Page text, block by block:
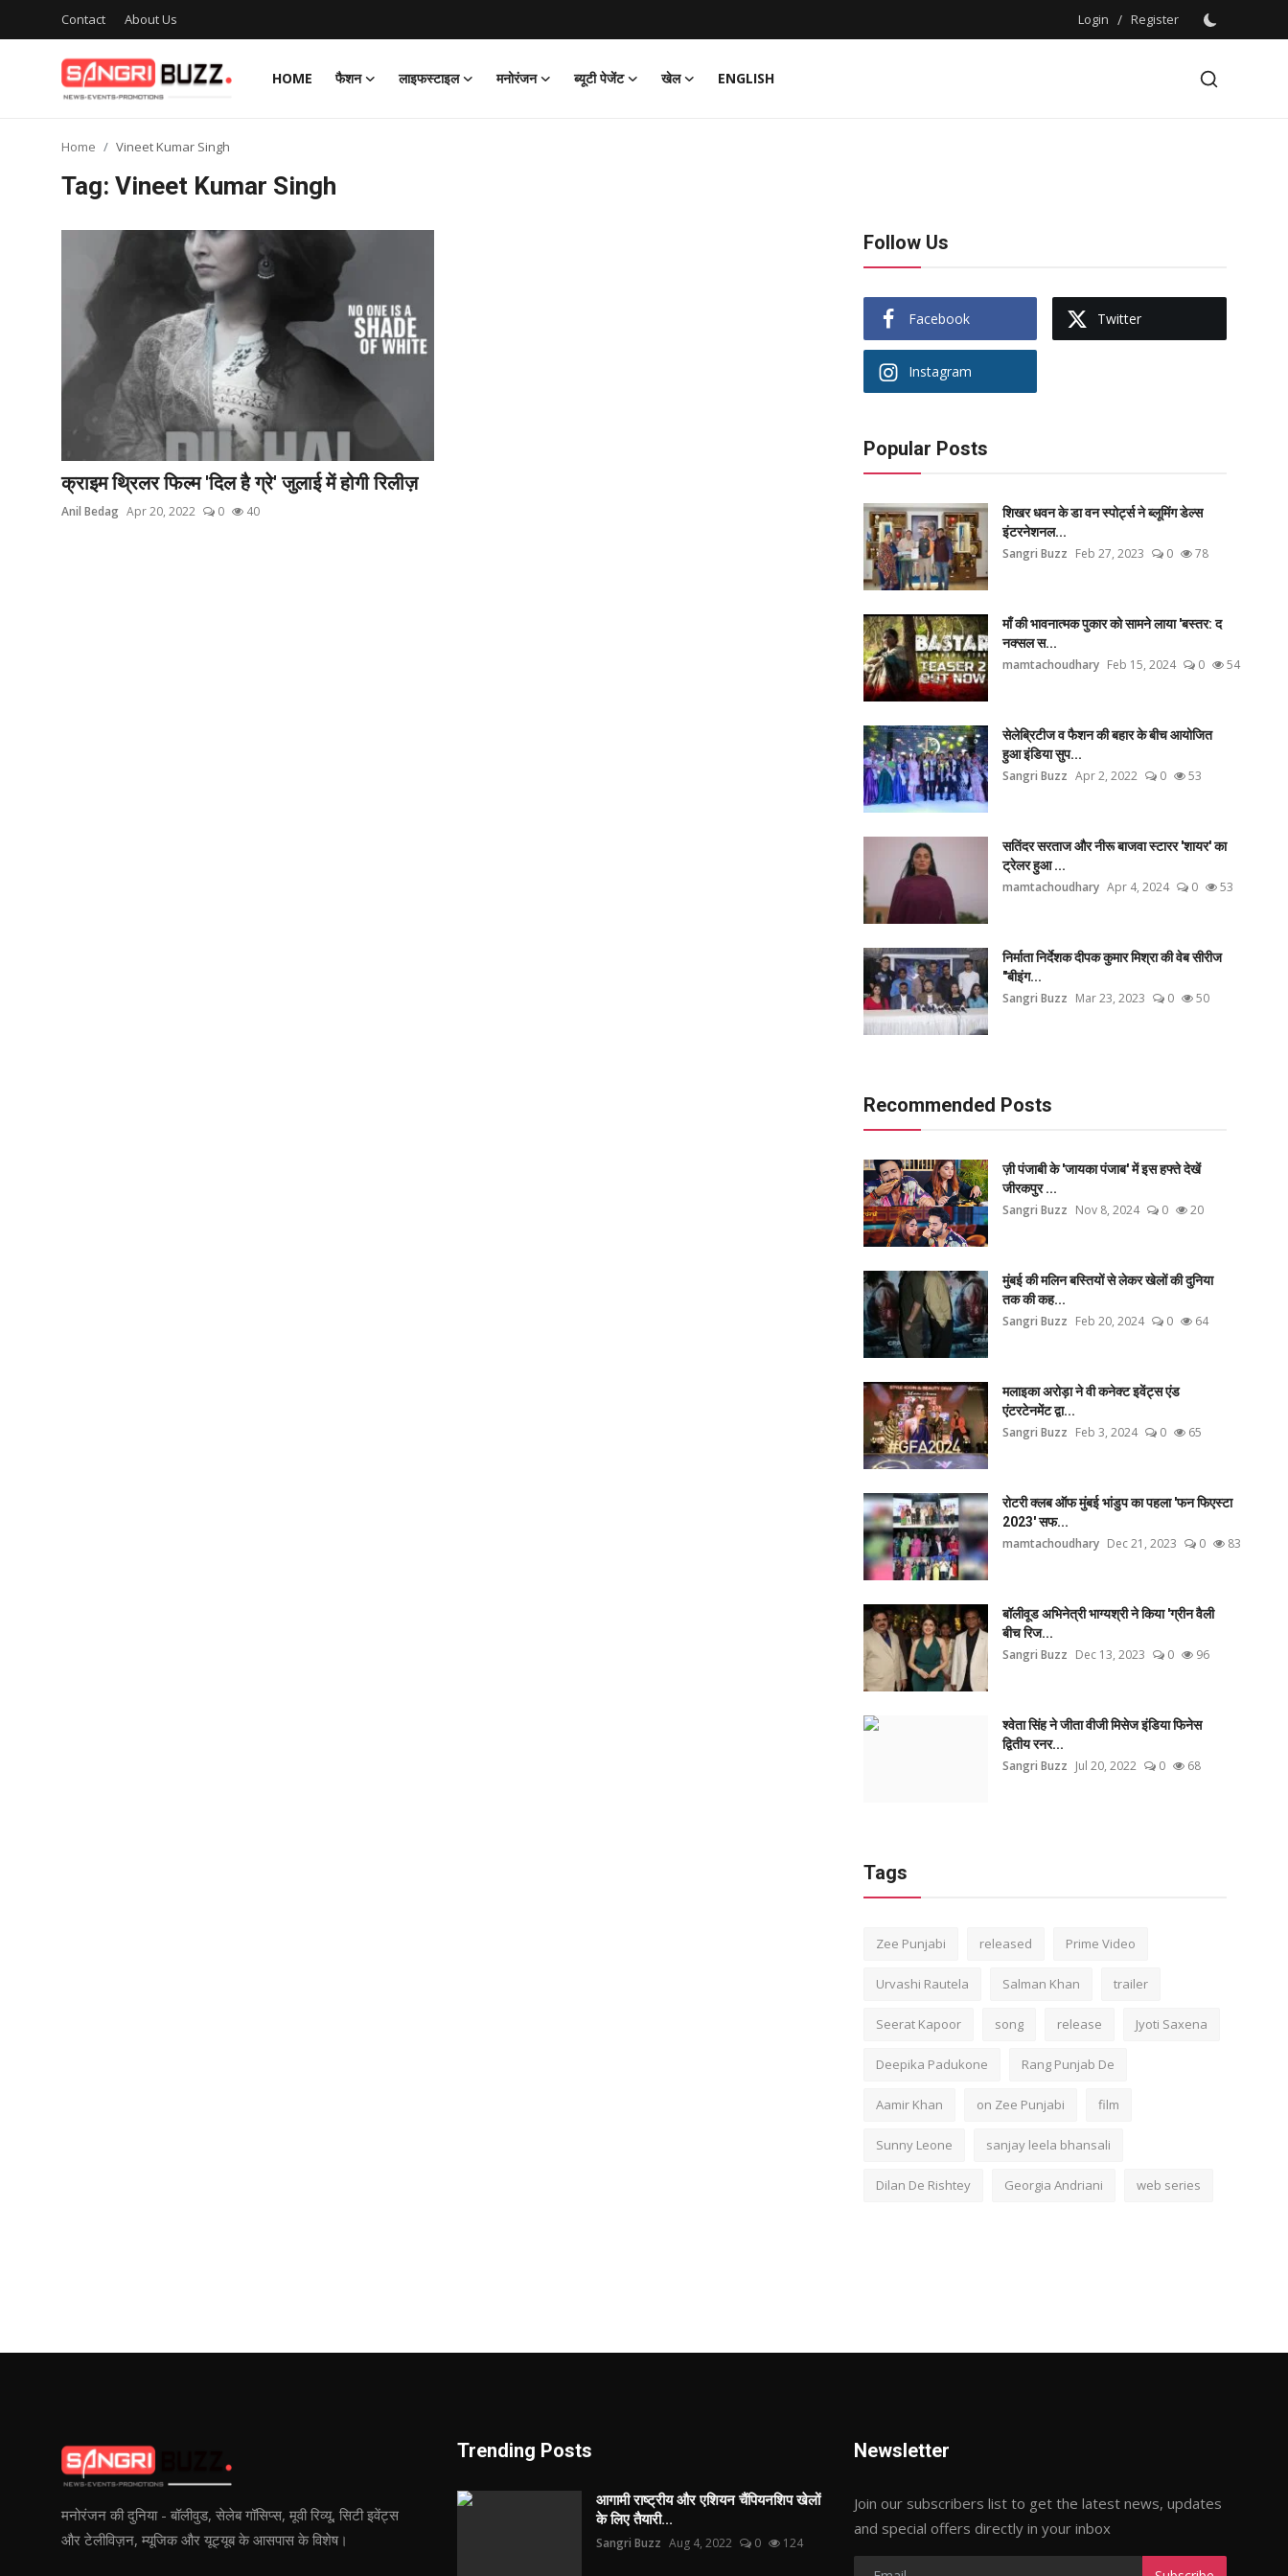
Contact About Us Login / Register
HOME फैशन लाइफस्टाइल मनोरंजन ब्यूटी पेजेंट खेल
ENGLISH
Login
Home Vineet Kumar Singh
Tag: Vineet Kumar Singh
क्राइम थ्रिलर फिल्म 'दिल है ग्रे' जुलाई में होगी रिलीज़
Anil Bedag Apr 20, 2022 0 40
Follow Us
Facebook Twitter
Instagram
Popular Posts
शिखर धवन के डा वन स्पोर्ट्स ने ब्लूमिंग डेल्स
इंटरनेशनल...
Sangri Buzz Feb 27, 2023 0 78
माँ की भावनात्मक पुकार को सामने लाया 'बस्तर: द
नक्सल स...
mamtachoudhary Feb 15, 2024 0 54
सेलेब्रिटीज व फैशन की बहार के बीच आयोजित
हुआ इंडिया सुप...
Sangri Buzz Apr 2, 2022 0 53
सतिंदर सरताज और नीरू बाजवा स्टारर 'शायर' का
ट्रेलर हुआ ...
mamtachoudhary Apr 4, 2024 0 53
निर्माता निर्देशक दीपक कुमार मिश्रा की वेब सीरीज
"बीइंग...
Sangri Buzz Mar 23, 2023 0 50
Recommended Posts
ज़ी पंजाबी के 'जायका पंजाब' में इस हफ्ते देखें
जीरकपुर ...
Sangri Buzz Nov 8, 2024 0 20
मुंबई की मलिन बस्तियों से लेकर खेलों की दुनिया
तक की कह...
Sangri Buzz Feb 20, 2024 0 64
मलाइका अरोड़ा ने वी कनेक्ट इवेंट्स एंड
एंटरटेनमेंट द्वा...
Sangri Buzz Feb 3, 2024 0 65
रोटरी क्लब ऑफ मुंबई भांडुप का पहला 'फन फिएस्टा
2023' सफ...
mamtachoudhary Dec 21, 2023 0 83
बॉलीवूड अभिनेत्री भाग्यश्री ने किया 'ग्रीन वैली
बीच रिज...
Sangri Buzz Dec 13, 2023 0 96
श्वेता सिंह ने जीता वीजी मिसेज इंडिया फिनेस
द्वितीय रनर...
Sangri Buzz Jul 20, 2022 0 68
Tags
Zee Punjabi released Prime Video
Urvashi Rautela Salman Khan trailer
Seerat Kapoor song release Jyoti Saxena
Deepika Padukone Rang Punjab De
Aamir Khan on Zee Punjabi film
Sunny Leone sanjay leela bhansali
Dilan De Rishtey Georgia Andriani web series
मनोरंजन की दुनिया - बॉलीवुड, सेलेब गॉसिप्स, मूवी रिव्यू, सिटी इवेंट्स
और टेलीविज़न, म्यूजिक और यूट्यूब के आसपास के विशेष।
Trending Posts
आगामी राष्ट्रीय और एशियन चैंपियनशिप खेलों
के लिए तैयारी...
Sangri Buzz Aug 4, 2022 0 124
Newsletter
Join our subscribers list to get the latest news, updates
and special offers directly in your inbox